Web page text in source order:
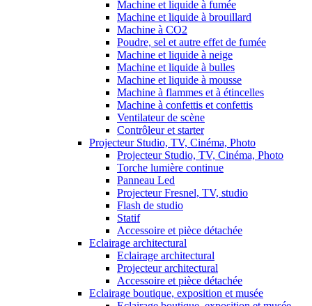
Machine et liquide à fumée
Machine et liquide à brouillard
Machine à CO2
Poudre, sel et autre effet de fumée
Machine et liquide à neige
Machine et liquide à bulles
Machine et liquide à mousse
Machine à flammes et à étincelles
Machine à confettis et confettis
Ventilateur de scène
Contrôleur et starter
Projecteur Studio, TV, Cinéma, Photo
Projecteur Studio, TV, Cinéma, Photo
Torche lumière continue
Panneau Led
Projecteur Fresnel, TV, studio
Flash de studio
Statif
Accessoire et pièce détachée
Eclairage architectural
Eclairage architectural
Projecteur architectural
Accessoire et pièce détachée
Eclairage boutique, exposition et musée